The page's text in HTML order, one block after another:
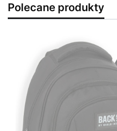
Polecane produkty